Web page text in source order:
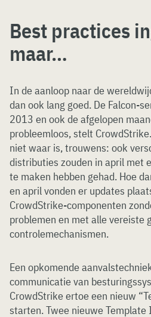
Best practices
maar…
In de aanloop naar de
dan ook lang goed. De Falcon-
2013 en ook de afgelopen
probleemloos, stelt
niet waar is, trouwens: ook
distributies zouden in april met
te maken hebben gehad. Hoe
en april vonden er updates
CrowdStrike-componenten
problemen en met alle vereiste
controlemechanismen.
Een opkomende
communicatie van
CrowdStrike ertoe een nieuw
starten. Twee nieuwe Template